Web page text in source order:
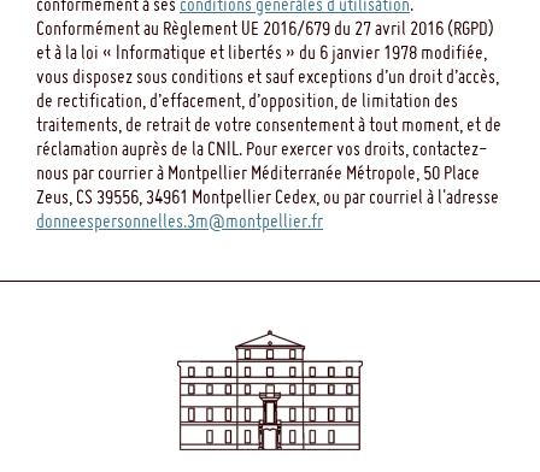
Conformément au Règlement UE 2016/679 du 27 avril 2016 (RGPD)
et à la loi « Informatique et libertés » du 6 janvier 1978 modifiée,
vous disposez sous conditions et sauf exceptions d’un droit d’accès,
de rectification, d’effacement, d’opposition, de limitation des
traitements, de retrait de votre consentement à tout moment, et de
réclamation auprès de la CNIL. Pour exercer vos droits, contactez-
nous par courrier à Montpellier Méditerranée Métropole, 50 Place
Zeus, CS 39556, 34961 Montpellier Cedex, ou par courriel à l'adresse
donneespersonnelles.3m@montpellier.fr